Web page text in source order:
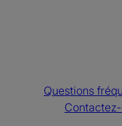
Questions